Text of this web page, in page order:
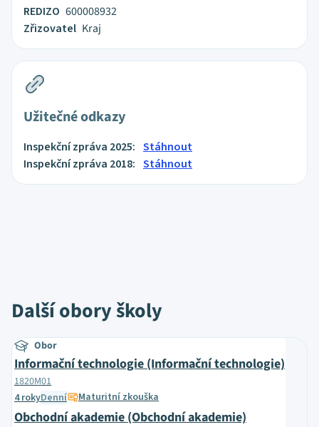
REDIZO 600008932
Zřizovatel Kraj
Užitečné odkazy
Inspekční zpráva 2025: Stáhnout
Inspekční zpráva 2018: Stáhnout
Další obory školy
Obor
Informační technologie (Informační technologie)
1820M01
4 rokyDenní Maturitní zkouška
Obchodní akademie (Obchodní akademie)